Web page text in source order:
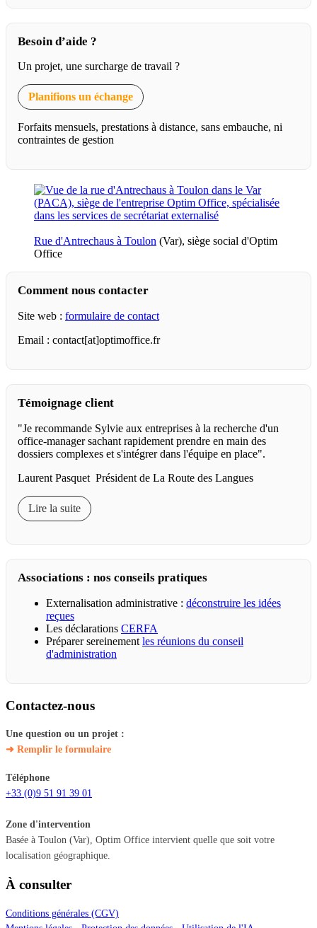
Besoin d’aide ?
Un projet, une surcharge de travail ?
Planifions un échange
Forfaits mensuels, prestations à distance, sans embauche, ni
contraintes de gestion
Rue d'Antrechaus à Toulon (Var), siège social d'Optim
Office
Comment nous contacter
Site web : formulaire de contact
Email : contact[at]optimoffice.fr
Témoignage client
"Je recommande Sylvie aux entreprises à la recherche d'un
office-manager sachant rapidement prendre en main des
dossiers complexes et s'intégrer dans l'équipe en place".
Laurent Pasquet Président de La Route des Langues
Lire la suite
Associations : nos conseils pratiques
Externalisation administrative : déconstruire les idées
reçues
Les déclarations CERFA
Préparer sereinement les réunions du conseil
d'administration
Contactez-nous
Une question ou un projet :
➜ Remplir le formulaire
Téléphone
+33 (0)9 51 91 39 01
Zone d'intervention
Basée à Toulon (Var), Optim Office intervient quelle que soit votre
localisation géographique.
À consulter
Conditions générales (CGV)